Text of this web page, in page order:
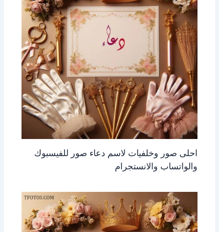
احلى صور وخلفيات لاسم دعاء صور للفيسبوك
والواتساب والانستجرام